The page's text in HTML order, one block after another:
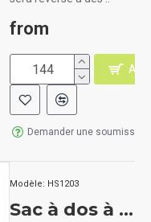
from
Demander une soumission
Modèle: HS1203
Sac à dos à cordons coulissants COSTANZA